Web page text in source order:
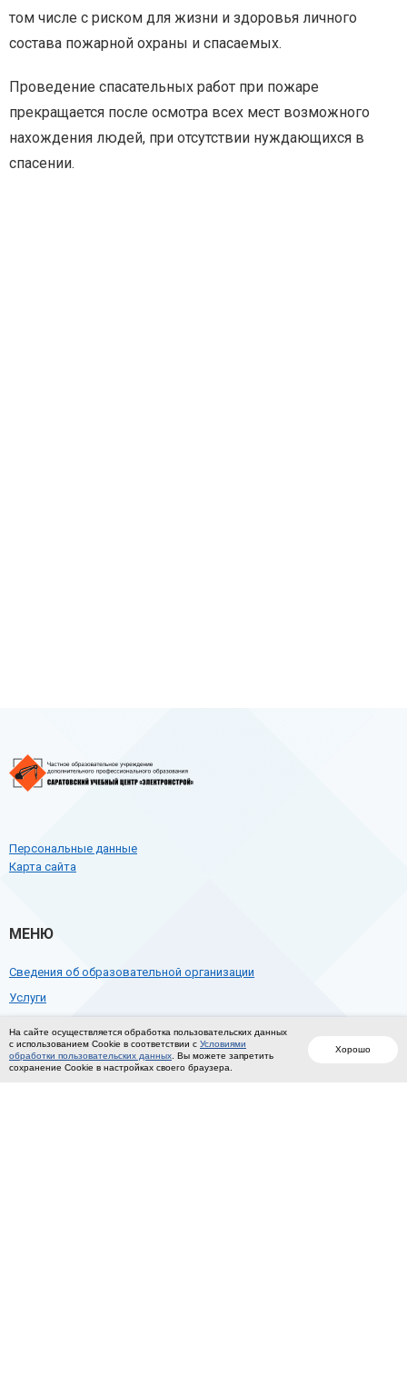
том числе с риском для жизни и здоровья личного
состава пожарной охраны и спасаемых.
Проведение спасательных работ при пожаре
прекращается после осмотра всех мест возможного
нахождения людей, при отсутствии нуждающихся в
спасении.
Персональные данные
Карта сайта
МЕНЮ
Сведения об образовательной организации
Услуги
Контакты
Хорошо
На сайте осуществляется обработка пользовательских данных
с использованием Cookie в соответствии с Условиями
обработки пользовательских данных . Вы можете запретить
сохранение Cookie в настройках своего браузера.